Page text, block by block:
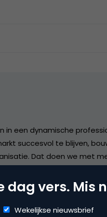
in een dynamische
succesvol te blijven,
Dat doen we met
Wij willen Nederland
af te dragen aan de
de sport via NOC*NSF en
dag vers. Mis
Wekelijkse nieuwsbrief